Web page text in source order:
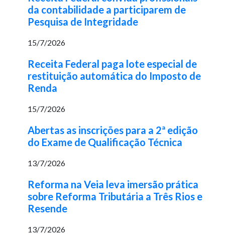
da contabilidade a participarem de
Pesquisa de Integridade
15/7/2026
Receita Federal paga lote especial de
restituição automática do Imposto de
Renda
15/7/2026
Abertas as inscrições para a 2ª edição
do Exame de Qualificação Técnica
13/7/2026
Reforma na Veia leva imersão prática
sobre Reforma Tributária a Três Rios e
Resende
13/7/2026